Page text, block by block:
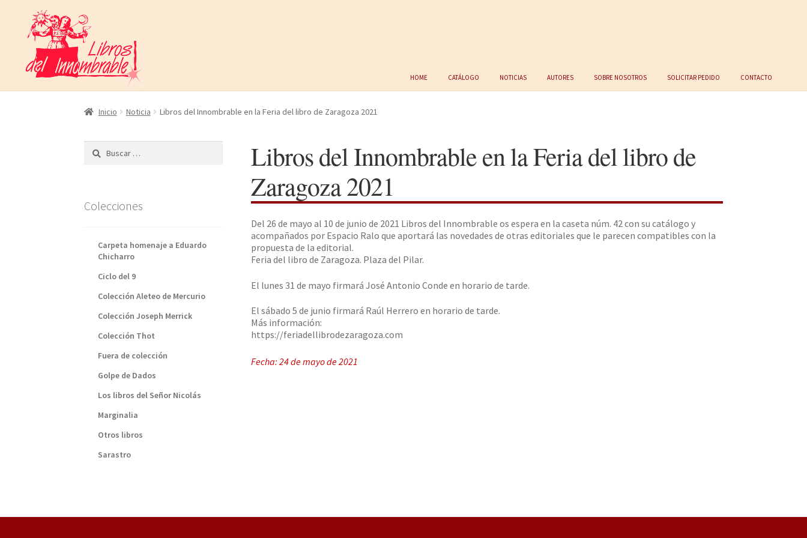
a
navegación
al
contenido
Home Catálogo Noticias Autores Sobre nosotros Solicitar Pedido Contacto
Inicio Noticia Libros del Innombrable en la Feria del libro de Zaragoza 2021
Libros del Innombrable en la Feria del libro de
Zaragoza 2021
Del 26 de mayo al 10 de junio de 2021 Libros del Innombrable os espera en la caseta núm. 42 con su catálogo y
acompañados por Espacio Ralo que aportará las novedades de otras editoriales que le parecen compatibles con la
propuesta de la editorial.
Feria del libro de Zaragoza. Plaza del Pilar.
El lunes 31 de mayo firmará José Antonio Conde en horario de tarde.
El sábado 5 de junio firmará Raúl Herrero en horario de tarde.
Más información:
https://feriadellibrodezaragoza.com
Fecha: 24 de mayo de 2021
Buscar:
Colecciones
Carpeta homenaje a Eduardo
Chicharro
Ciclo del 9
Colección Aleteo de Mercurio
Colección Joseph Merrick
Colección Thot
Fuera de colección
Golpe de Dados
Los libros del Señor Nicolás
Marginalia
Otros libros
Sarastro